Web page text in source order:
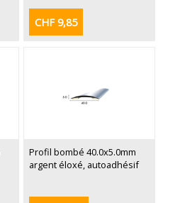
CHF 9,85
Profil bombé 40.0x5.0mm
argent éloxé, autoadhésif